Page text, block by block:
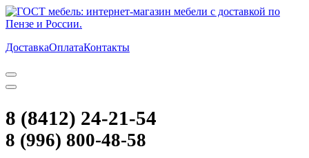
ДоставкаОплатаКонтакты
8 (8412) 24-21-54
8 (996) 800-48-58